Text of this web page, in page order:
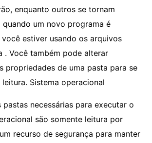
enquanto outros se tornam
quando um novo programa é
estiver usando os arquivos
. Você também pode alterar
propriedades de uma pasta para se
Sistema operacional
pastas necessárias para executar o
são somente leitura por
recurso de segurança para manter